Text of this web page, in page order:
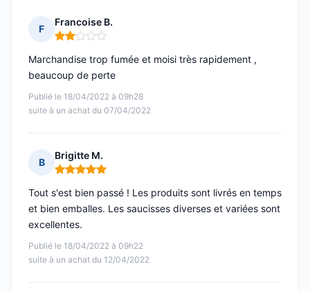
F
Francoise B.
Note : 2 sur 5
Publié le 18/04/2022 à 09h28
suite à un achat du 07/04/2022
Marchandise trop fumée et moisi très rapidement ,
beaucoup de perte
B
Brigitte M.
Note : 5 sur 5
Publié le 18/04/2022 à 09h22
suite à un achat du 12/04/2022
Tout s'est bien passé ! Les produits sont livrés en temps
et bien emballes. Les saucisses diverses et variées sont
excellentes.